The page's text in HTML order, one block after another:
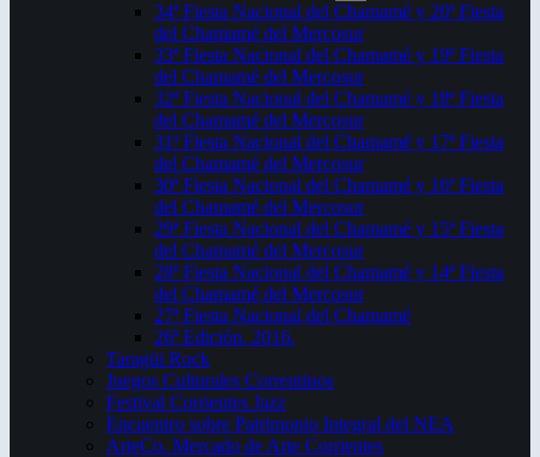
34ª Fiesta Nacional del Chamamé y 20ª Fiesta
del Chamamé del Mercosur
33ª Fiesta Nacional del Chamamé y 19ª Fiesta
del Chamamé del Mercosur
32ª Fiesta Nacional del Chamamé y 18ª Fiesta
del Chamamé del Mercosur
31ª Fiesta Nacional del Chamamé y 17ª Fiesta
del Chamamé del Mercosur
30ª Fiesta Nacional del Chamamé y 16ª Fiesta
del Chamamé del Mercosur
29ª Fiesta Nacional del Chamamé y 15ª Fiesta
del Chamamé del Mercosur
28ª Fiesta Nacional del Chamamé y 14ª Fiesta
del Chamamé del Mercosur
27ª Fiesta Nacional del Chamamé
26ª Edición. 2016.
Taragüi Rock
Juegos Culturales Correntinos
Festival Corrientes Jazz
Encuentro sobre Patrimonio Integral del NEA
ArteCo. Mercado de Arte Corrientes